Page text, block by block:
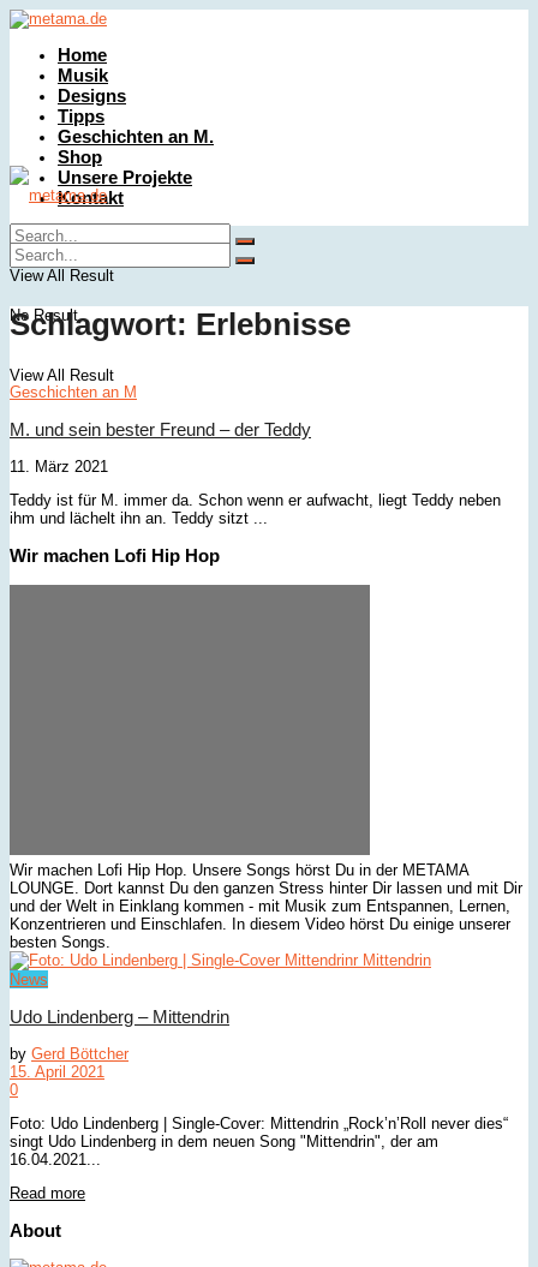
Home
Musik
Designs
Tipps
Geschichten an M.
Shop
Unsere Projekte
Kontakt
No Result
View All Result
No Result
View All Result
Schlagwort: Erlebnisse
Geschichten an M
M. und sein bester Freund – der Teddy
11. März 2021
Teddy ist für M. immer da. Schon wenn er aufwacht, liegt Teddy neben
ihm und lächelt ihn an. Teddy sitzt ...
Wir machen Lofi Hip Hop
Wir machen Lofi Hip Hop. Unsere Songs hörst Du in der METAMA
LOUNGE. Dort kannst Du den ganzen Stress hinter Dir lassen und mit Dir
und der Welt in Einklang kommen - mit Musik zum Entspannen, Lernen,
Konzentrieren und Einschlafen. In diesem Video hörst Du einige unserer
besten Songs.
News
Udo Lindenberg – Mittendrin
by Gerd Böttcher
15. April 2021
0
Foto: Udo Lindenberg | Single-Cover: Mittendrin „Rock’n’Roll never dies“
singt Udo Lindenberg in dem neuen Song "Mittendrin", der am
16.04.2021...
Read moreDetails
About